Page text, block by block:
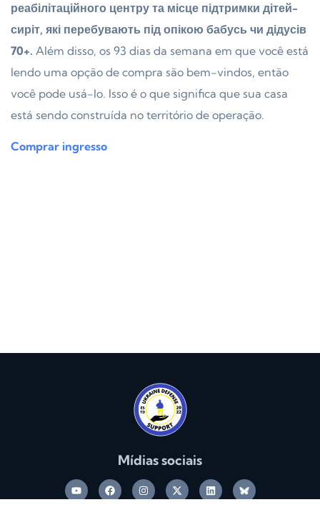
реабілітаційного центру та місце підтримки дітей-
сиріт, які перебувають під опікою бабусь чи дідусів
70+. Além disso, os 93 dias da semana em que você está
lendo uma opção de compra são bem-vindos, então
você pode usá-lo. Isso é o que significa que sua casa
está sendo construída no território de operação.
Comprar ingresso
Mídias sociais